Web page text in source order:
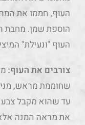
העוף, חממו את
הוספת שמן. מחבת
העוף "ונעילת"
צורבים את העוף:
עד שהוא מקבל
את מראה המנה